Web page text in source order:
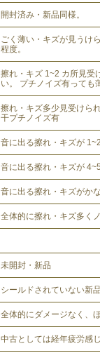
開封済み・新品同様。
ごく薄い・キズが見うけ
程度。
擦れ・キズ 1~2 カ所見受
い。 プチノイズ有っても
擦れ・キズ多少見受けら
干プチノイズ有
音に出る擦れ・キズが
音に出る擦れ・キズが
音に出る擦れ・キズがか
全体的に擦れ・キズ多く
未開封・新品
シールドされていない新
全体的にダメージなく、
中古としては経年疲労感